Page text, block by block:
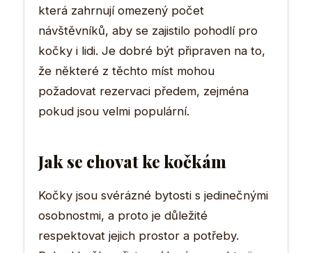
která zahrnují omezený počet
návštěvníků, aby se zajistilo pohodlí pro
kočky i lidi. Je dobré být připraven na to,
že některé z těchto míst mohou
požadovat rezervaci předem, zejména
pokud jsou velmi populární.
Jak se chovat ke kočkám
Kočky jsou svérázné bytosti s jedinečnými
osobnostmi, a proto je důležité
respektovat jejich prostor a potřeby.